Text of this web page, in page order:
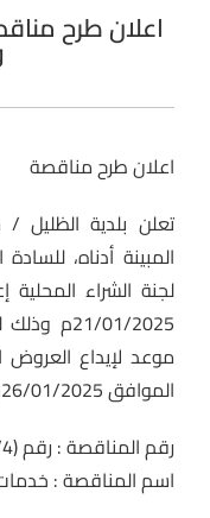
اعلان طرح
اعلان طرح مناقصة
تعلن بلدية الظليل
المبينة أدناه،
لجنة الشراء المحلية
21/01/
موعد لإيداع العروض
الموافق 26/01/2025م.
رقم المناقصة : رقم (56/4/محلية/2025)
اسم المناقصة : خدمات